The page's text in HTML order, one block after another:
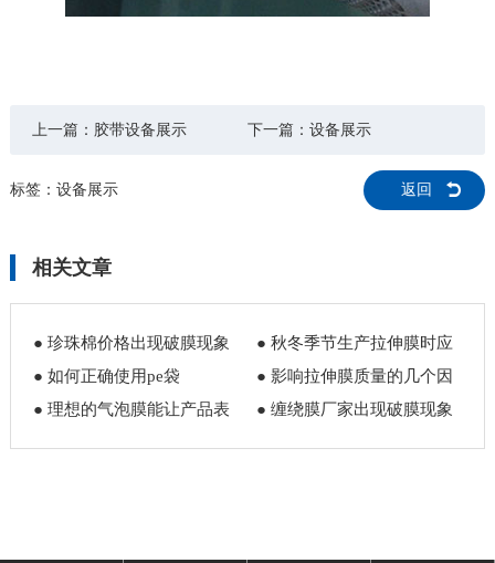
上一篇： 胶带设备展示 下一篇： 设备展示
标签： 设备展示 返回
相关文章
● 珍珠棉价格出现破膜现象
怎么解决
● 秋冬季节生产拉伸膜时应
该注意什么
● 如何正确使用pe袋
● 影响拉伸膜质量的几个因
素
● 理想的气泡膜能让产品表
● 缠绕膜厂家出现破膜现象